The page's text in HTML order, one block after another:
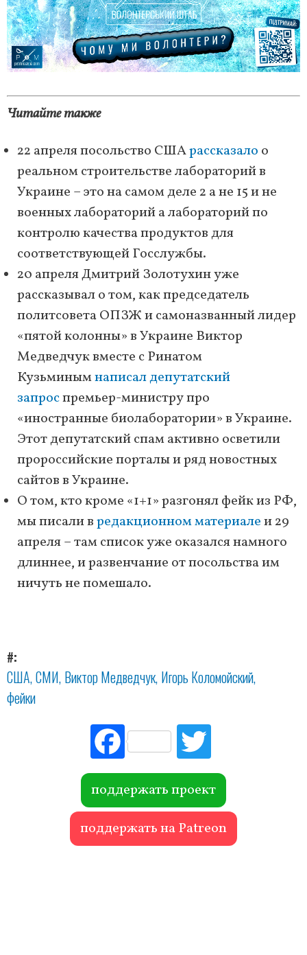
Читайте также
22 апреля посольство СШАрассказало о
реальном строительстве лабораторий в
Украине – это на самом деле 2 а не 15 и не
военных лабораторий а лабораторий по
контролю качества продуктов для
соответствующей Госслужбы.
20 апреля Дмитрий Золотухин уже
рассказывал о том, как председатель
политсовета ОПЗЖ и самоназванный лидер
«пятой колонны» в Украине Виктор
Медведчук вместе с Ринатом
Кузьминымнаписал депутатский
запроспремьер-министру про
«иностранные биолаборатории» в Украине.
Этот депутатский спам активно осветили
пророссийские порталы и ряд новостных
сайтов в Украине.
О том, кто кроме «1+1» разгонял фейк из РФ,
мы писали вредакционном материалеи 29
апреля – там список уже оказался намного
длиннее, и развенчание от посольства им
ничуть не помешало.
#
США СМИ Виктор Медведчук Игорь Коломойский
фейки
Fac
ebo
ok r
поддержать проект
поддержать на Patreon